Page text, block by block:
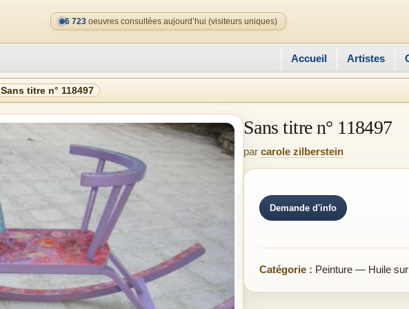
6 723 oeuvres consultées aujourd’hui (visiteurs uniques)
Accueil Artistes
Sans titre n° 118497
Sans titre n° 118497
par carole zilberstein
Demande d'info
Catégorie : Peinture — Huile